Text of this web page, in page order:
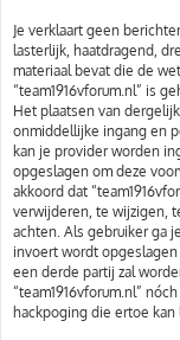
Je verklaart geen
lasterlijk, haatdragend,
materiaal bevat die de
“team1916vforum.nl” is
Het plaatsen van
onmiddellijke ingang en
kan je provider worden
opgeslagen om deze
akkoord dat
verwijderen, te wijzigen,
achten. Als gebruiker ga
invoert wordt
een derde partij zal
“team1916vforum.nl”
hackpoging die ertoe